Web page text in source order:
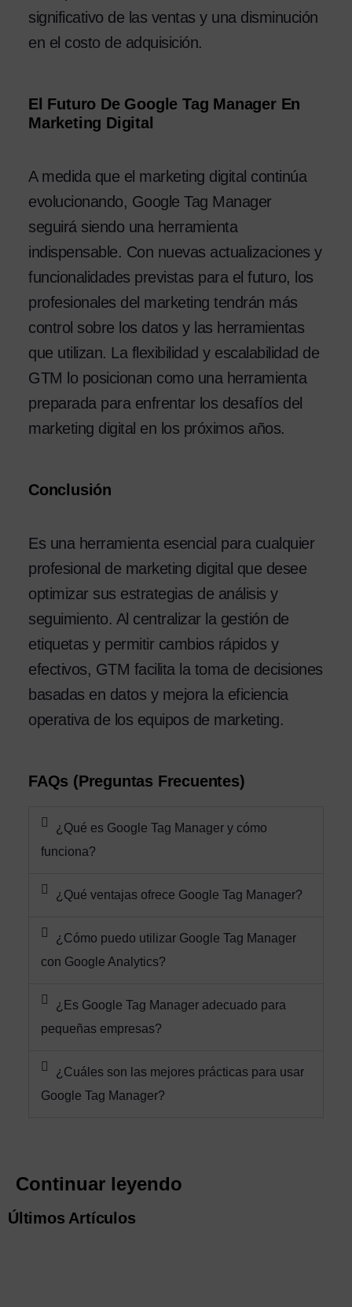
significativo de las ventas y una disminución
en el costo de adquisición.
El Futuro De Google Tag Manager En
Marketing Digital
A medida que el marketing digital continúa
evolucionando, Google Tag Manager
seguirá siendo una herramienta
indispensable. Con nuevas actualizaciones y
funcionalidades previstas para el futuro, los
profesionales del marketing tendrán más
control sobre los datos y las herramientas
que utilizan. La flexibilidad y escalabilidad de
GTM lo posicionan como una herramienta
preparada para enfrentar los desafíos del
marketing digital en los próximos años.
Conclusión
Es una herramienta esencial para cualquier
profesional de marketing digital que desee
optimizar sus estrategias de análisis y
seguimiento. Al centralizar la gestión de
etiquetas y permitir cambios rápidos y
efectivos, GTM facilita la toma de decisiones
basadas en datos y mejora la eficiencia
operativa de los equipos de marketing.
FAQs (Preguntas Frecuentes)
¿Qué es Google Tag Manager y cómo
funciona?
¿Qué ventajas ofrece Google Tag Manager?
¿Cómo puedo utilizar Google Tag Manager
con Google Analytics?
¿Es Google Tag Manager adecuado para
pequeñas empresas?
¿Cuáles son las mejores prácticas para usar
Google Tag Manager?
Continuar leyendo
Últimos Artículos